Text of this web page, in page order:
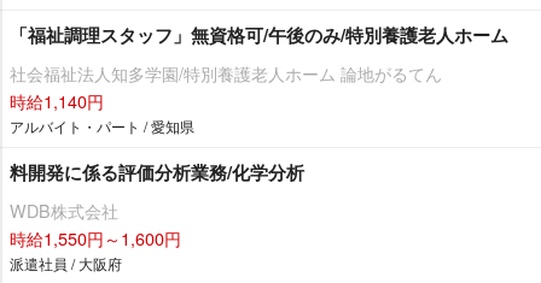
「福祉調理スタッフ」無資格可/午後のみ/特別養護老人ホーム
社会福祉法人知多学園/特別養護老人ホーム 論地がるてん
時給1,140円
アルバイト・パート / 愛知県
料開発に係る評価分析業務/化学分析
WDB株式会社
時給1,550円～1,600円
派遣社員 / 大阪府